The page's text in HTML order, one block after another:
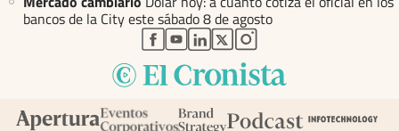
bancos de la City este sábado 8 de agosto
abre en nueva pestaña
abre en nueva pestaña
abre en nueva pestaña
abre en nueva pestaña
abre en nueva pestaña